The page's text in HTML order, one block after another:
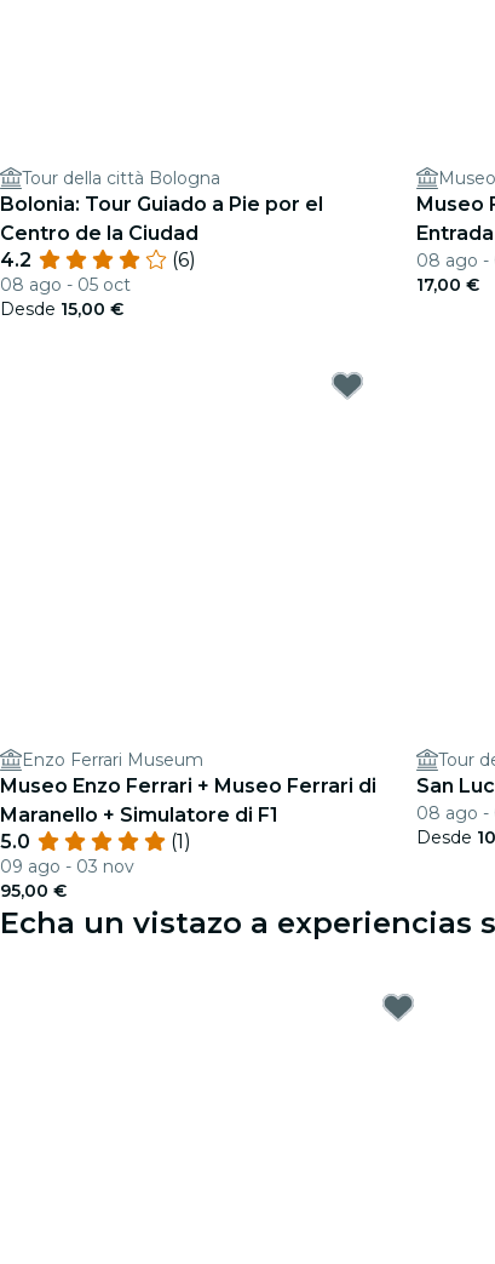
Tour della città Bologna
Bolonia: Tour Guiado a Pie por el
Centro de la Ciudad
4.2
(6)
08 ago - 05 oct
Desde 15,00 €
Museo
Entrada
08 ago -
17,00 €
Enzo Ferrari Museum
Museo Enzo Ferrari + Museo Ferrari di
Maranello + Simulatore di F1
5.0
(1)
09 ago - 03 nov
95,00 €
Tour
San
08 ago -
Desde
Echa un vistazo a experiencias